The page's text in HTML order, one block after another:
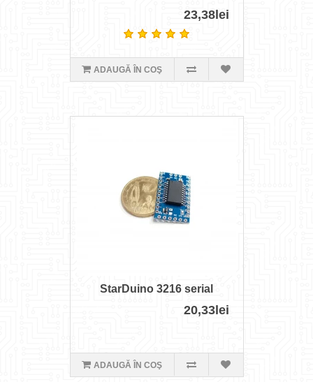
23,38lei
ADAUGĂ ÎN COŞ
StarDuino 3216 serial
20,33lei
ADAUGĂ ÎN COŞ